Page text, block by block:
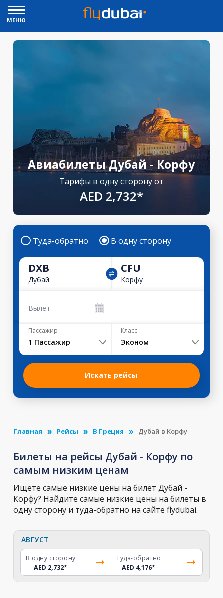
МЕНЮ
Авиабилеты Дубай - Корфу
Тарифы в одну сторону от
AED 2,732*
Туда-обратно В одну сторону
DXB
Дубай
CFU
Корфу
Вылет
Пассажир
1 Пассажир
Класс
Эконом
Искать рейсы
Главная Рейсы В Греция Дубай в Корфу
Билеты на рейсы Дубай - Корфу по
самым низким ценам
Ищете самые низкие цены на билет Дубай -
Корфу? Найдите самые низкие цены на билеты в
одну сторону и туда-обратно на сайте flydubai.
АВГУСТ
В одну сторону
AED 2,732*
Туда-обратно
AED 4,176*